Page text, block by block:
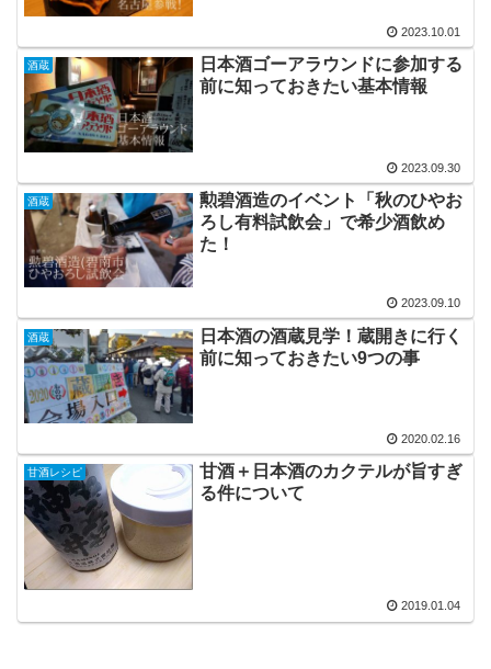
2023.10.01
酒蔵
日本酒ゴーアラウンドに参加する
前に知っておきたい基本情報
2023.09.30
酒蔵
勲碧酒造のイベント「秋のひやお
ろし有料試飲会」で希少酒飲め
た！
2023.09.10
酒蔵
日本酒の酒蔵見学！蔵開きに行く
前に知っておきたい9つの事
2020.02.16
甘酒レシピ
甘酒＋日本酒のカクテルが旨すぎ
る件について
2019.01.04